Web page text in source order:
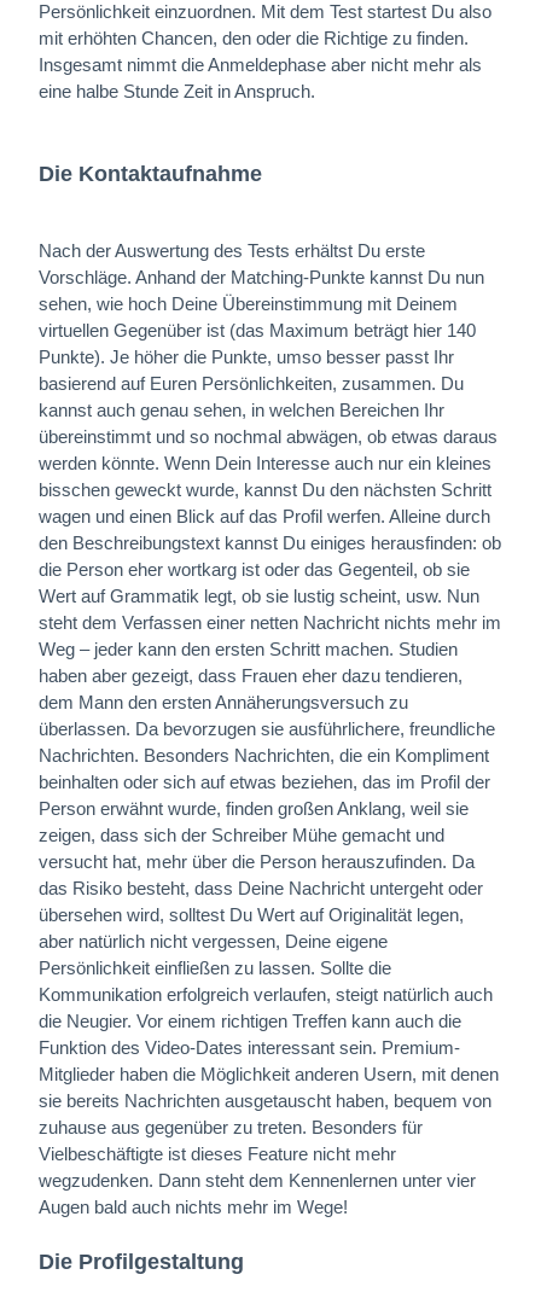
Persönlichkeit einzuordnen. Mit dem Test startest Du also
mit erhöhten Chancen, den oder die Richtige zu finden.
Insgesamt nimmt die Anmeldephase aber nicht mehr als
eine halbe Stunde Zeit in Anspruch.
Die Kontaktaufnahme
Nach der Auswertung des Tests erhältst Du erste
Vorschläge. Anhand der Matching-Punkte kannst Du nun
sehen, wie hoch Deine Übereinstimmung mit Deinem
virtuellen Gegenüber ist (das Maximum beträgt hier 140
Punkte). Je höher die Punkte, umso besser passt Ihr
basierend auf Euren Persönlichkeiten, zusammen. Du
kannst auch genau sehen, in welchen Bereichen Ihr
übereinstimmt und so nochmal abwägen, ob etwas daraus
werden könnte. Wenn Dein Interesse auch nur ein kleines
bisschen geweckt wurde, kannst Du den nächsten Schritt
wagen und einen Blick auf das Profil werfen. Alleine durch
den Beschreibungstext kannst Du einiges herausfinden: ob
die Person eher wortkarg ist oder das Gegenteil, ob sie
Wert auf Grammatik legt, ob sie lustig scheint, usw. Nun
steht dem Verfassen einer netten Nachricht nichts mehr im
Weg – jeder kann den ersten Schritt machen. Studien
haben aber gezeigt, dass Frauen eher dazu tendieren,
dem Mann den ersten Annäherungsversuch zu
überlassen. Da bevorzugen sie ausführlichere, freundliche
Nachrichten. Besonders Nachrichten, die ein Kompliment
beinhalten oder sich auf etwas beziehen, das im Profil der
Person erwähnt wurde, finden großen Anklang, weil sie
zeigen, dass sich der Schreiber Mühe gemacht und
versucht hat, mehr über die Person herauszufinden. Da
das Risiko besteht, dass Deine Nachricht untergeht oder
übersehen wird, solltest Du Wert auf Originalität legen,
aber natürlich nicht vergessen, Deine eigene
Persönlichkeit einfließen zu lassen. Sollte die
Kommunikation erfolgreich verlaufen, steigt natürlich auch
die Neugier. Vor einem richtigen Treffen kann auch die
Funktion des Video-Dates interessant sein. Premium-
Mitglieder haben die Möglichkeit anderen Usern, mit denen
sie bereits Nachrichten ausgetauscht haben, bequem von
zuhause aus gegenüber zu treten. Besonders für
Vielbeschäftigte ist dieses Feature nicht mehr
wegzudenken. Dann steht dem Kennenlernen unter vier
Augen bald auch nichts mehr im Wege!
Die Profilgestaltung